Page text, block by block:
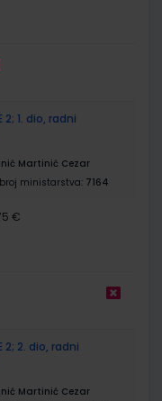
2; 1. dio, radni
Martinić Cezar
ministarstva: 7164
€
2; 2. dio, radni
Martinić Cezar